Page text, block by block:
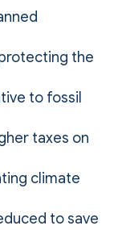
the
to fossil
taxes on
climate
to save